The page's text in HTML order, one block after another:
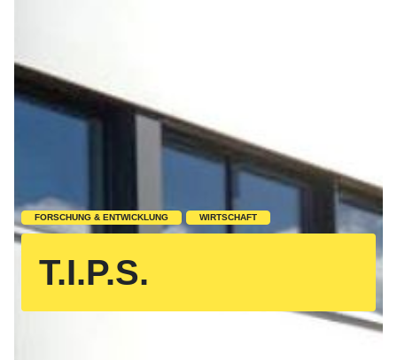
FORSCHUNG & ENTWICKLUNG WIRTSCHAFT
T.I.P.S.